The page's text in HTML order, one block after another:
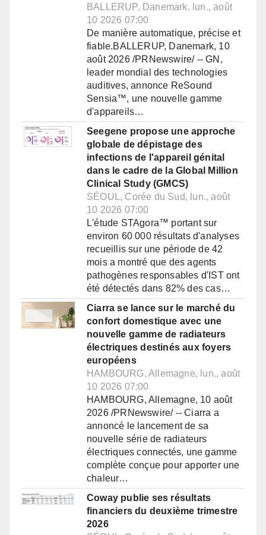
BALLERUP, Danemark, lun., août
10 2026 07:00
De manière automatique, précise et
fiable.BALLERUP, Danemark, 10
août 2026 /PRNewswire/ -- GN,
leader mondial des technologies
auditives, annonce ReSound
Sensia™, une nouvelle gamme
d'appareils…
Seegene propose une approche
globale de dépistage des
infections de l'appareil génital
dans le cadre de la Global Million
Clinical Study (GMCS)
SÉOUL, Corée du Sud, lun., août
10 2026 07:00
L'étude STAgora™ portant sur
environ 60 000 résultats d'analyses
recueillis sur une période de 42
mois a montré que des agents
pathogènes responsables d'IST ont
été détectés dans 82% des cas…
Ciarra se lance sur le marché du
confort domestique avec une
nouvelle gamme de radiateurs
électriques destinés aux foyers
européens
HAMBOURG, Allemagne, lun., août
10 2026 07:00
HAMBOURG, Allemagne, 10 août
2026 /PRNewswire/ -- Ciarra a
annoncé le lancement de sa
nouvelle série de radiateurs
électriques connectés, une gamme
complète conçue pour apporter une
chaleur…
Coway publie ses résultats
financiers du deuxième trimestre
2026